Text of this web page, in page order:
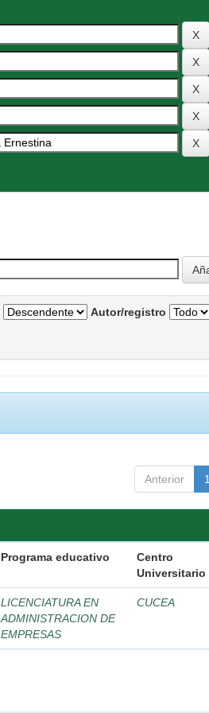
Autor/registro
Anterior 1
Programa educativo
Centro
Universitario
LICENCIATURA EN
ADMINISTRACION DE
EMPRESAS
CUCEA